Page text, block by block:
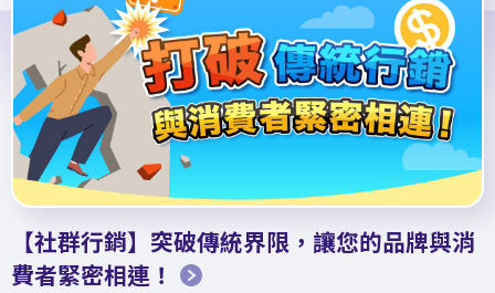
【社群行銷】突破傳統界限，讓您的品牌與消
費者緊密相連！